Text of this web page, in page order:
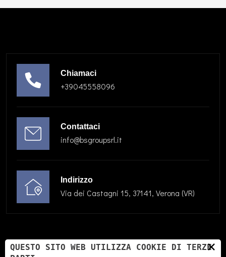
Chiamaci
+39045558096
Contattaci
info@bsgroupsrl.it
Indirizzo
Via dei Castagni 15, 37141, Verona (VR)
×
QUESTO SITO WEB UTILIZZA COOKIE DI TERZE